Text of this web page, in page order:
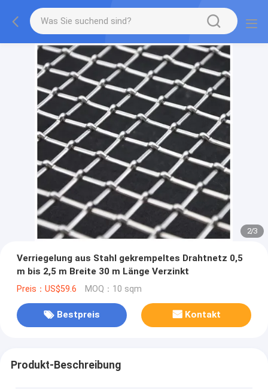
2/3
Verriegelung aus Stahl gekrempeltes Drahtnetz 0,5
m bis 2,5 m Breite 30 m Länge Verzinkt
Preis：US$59.6 MOQ：10 sqm
Bestpreis Kontakt
Produkt-Beschreibung